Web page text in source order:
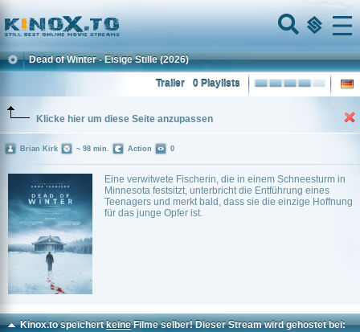
Home
Menu
Dead of Winter - Eisige Stille (2026)
0 Playlists
Trailer
Klicke hier um diese Seite anzupassen
Eine verwitwete Fischerin, die in einem Schneesturm in
Minnesota festsitzt, unterbricht die Entführung eines
Teenagers und merkt bald, dass sie die einzige Hoffnung
für das junge Opfer ist.
Brian Kirk ~ 98 min. Action 0
Kinox.to speichertkeineFilme selber! Dieser Stream wird gehostet bei: